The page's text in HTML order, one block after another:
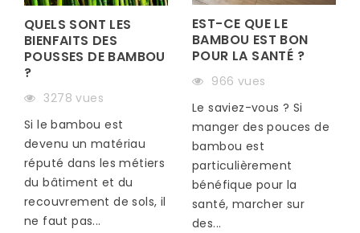
QUELS SONT LES
BIENFAITS DES
POUSSES DE BAMBOU
?
3278 vues
Si le bambou est
devenu un matériau
réputé dans les métiers
du bâtiment et du
recouvrement de sols, il
ne faut pas...
EST-CE QUE LE
BAMBOU EST BON
POUR LA SANTÉ ?
966 vues
Le saviez-vous ? Si
manger des pouces de
bambou est
particulièrement
bénéfique pour la
santé, marcher sur
des...